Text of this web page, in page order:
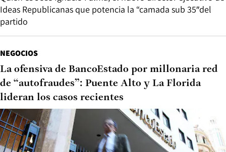
Ideas Republicanas que potencia la “camada sub 35″del
partido
NEGOCIOS
La ofensiva de BancoEstado por millonaria red
de “autofraudes”: Puente Alto y La Florida
lideran los casos recientes